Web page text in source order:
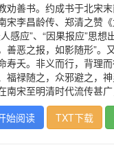
劝善书。约成书于北宋
宋李昌龄传、郑清之赞
感应”、“因果报应”思
善恶之报，如影随形”。
寿夭。非义而行，背理
福禄随之，众邪避之，
南宋至明清时代流传甚
始阅读
TXT下载